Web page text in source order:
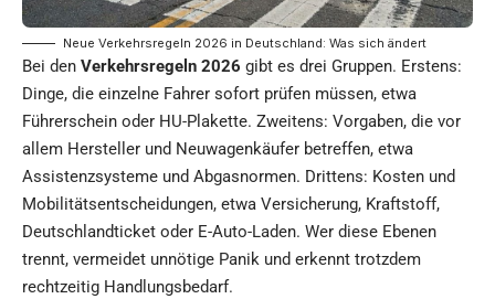
Neue Verkehrsregeln 2026 in Deutschland: Was sich ändert
Bei den Verkehrsregeln 2026 gibt es drei Gruppen. Erstens:
Dinge, die einzelne Fahrer sofort prüfen müssen, etwa
Führerschein oder HU-Plakette. Zweitens: Vorgaben, die vor
allem Hersteller und Neuwagenkäufer betreffen, etwa
Assistenzsysteme und Abgasnormen. Drittens: Kosten und
Mobilitätsentscheidungen, etwa Versicherung, Kraftstoff,
Deutschlandticket oder E-Auto-Laden. Wer diese Ebenen
trennt, vermeidet unnötige Panik und erkennt trotzdem
rechtzeitig Handlungsbedarf.